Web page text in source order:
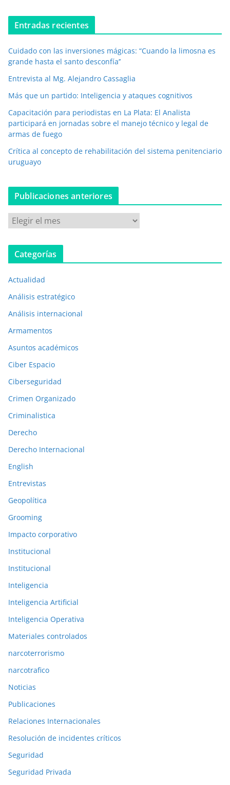
c
t
n
c
Entradas recientes
Cuidado con las inversiones mágicas: “Cuando la limosna es
grande hasta el santo desconfía’’
Entrevista al Mg. Alejandro Cassaglia
Más que un partido: Inteligencia y ataques cognitivos
Capacitación para periodistas en La Plata: El Analista
participará en jornadas sobre el manejo técnico y legal de
armas de fuego
Crítica al concepto de rehabilitación del sistema penitenciario
uruguayo
Publicaciones anteriores
u
b
c
a
c
o
n
e
a
n
t
r
i
o
e
s
Categorías
Actualidad
Análisis estratégico
Análisis internacional
Armamentos
Asuntos académicos
Ciber Espacio
Ciberseguridad
Crimen Organizado
Criminalistica
Derecho
Derecho Internacional
English
Entrevistas
Geopolítica
Grooming
Impacto corporativo
Institucional
Institucional
Inteligencia
Inteligencia Artificial
Inteligencia Operativa
Materiales controlados
narcoterrorismo
narcotrafico
Noticias
Publicaciones
Relaciones Internacionales
Resolución de incidentes críticos
Seguridad
Seguridad Privada